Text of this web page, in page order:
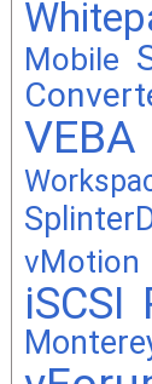
Mobile
VEBA
vMotion
iSCSI